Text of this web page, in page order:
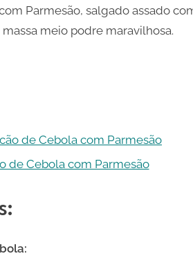
Parmesão, salgado assado
meio podre maravilhosa.
de Cebola com Parmesão
de Cebola com Parmesão